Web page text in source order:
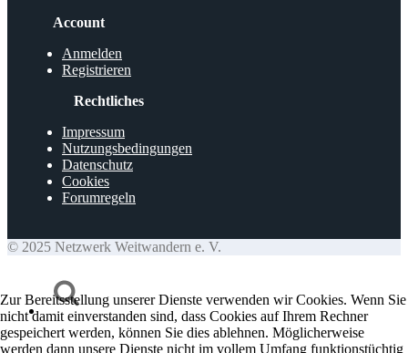
Account
Anmelden
Registrieren
Rechtliches
Impressum
Nutzungsbedingungen
Datenschutz
Cookies
Forumregeln
© 2025 Netzwerk Weitwandern e. V.
Zur Bereitsstellung unserer Dienste verwenden wir Cookies. Wenn Sie
nicht damit einverstanden sind, dass Cookies auf Ihrem Rechner
gespeichert werden, können Sie dies ablehnen. Möglicherweise
werden dann unsere Dienste nicht im vollem Umfang funktionstüchtig